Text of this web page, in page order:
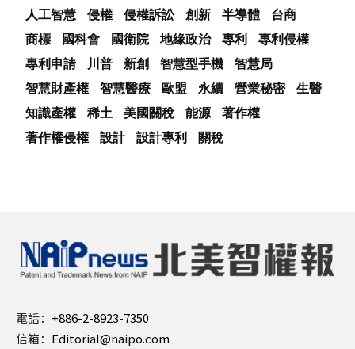
人工智慧
侵權 侵權訴訟 創新 半導體
台商
商標
國科會 國衛院 地緣政治 專利
專利侵權
專利申請
川普 新創 智慧型手機
智慧局
智慧財產權
智慧醫療 歐盟 永續 營業秘密
生醫
知識產權
稀土 美國關稅 能源
著作權
著作權侵權
設計 設計專利 關稅
電話： +886-2-8923-7350
信箱： Editorial@naipo.com